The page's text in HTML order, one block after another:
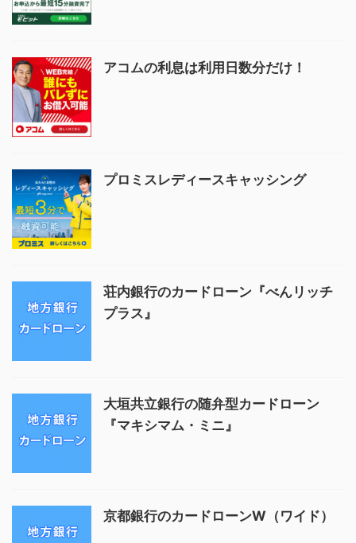
アコムの利息は利用日数分だけ！
プロミスレディースキャッシング
荘内銀行のカードローン『べんリッチ
プラス』
大垣共立銀行の随弁型カードローン
『マキシマム・ミニ』
京都銀行のカードローンW（ワイド）